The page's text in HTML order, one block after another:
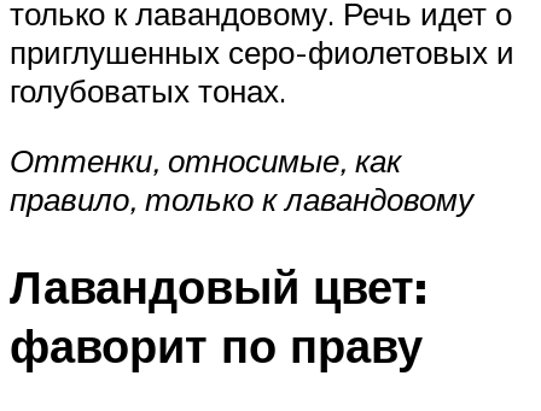
только к лавандовому. Речь идет о
приглушенных серо-фиолетовых и
голубоватых тонах.
Оттенки, относимые, как
правило, только к лавандовому
Лавандовый цвет:
фаворит по праву